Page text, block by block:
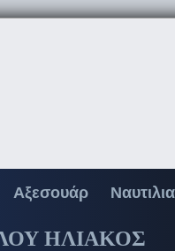
Αξεσουάρ
ΗΛΙΑΚΟΣ